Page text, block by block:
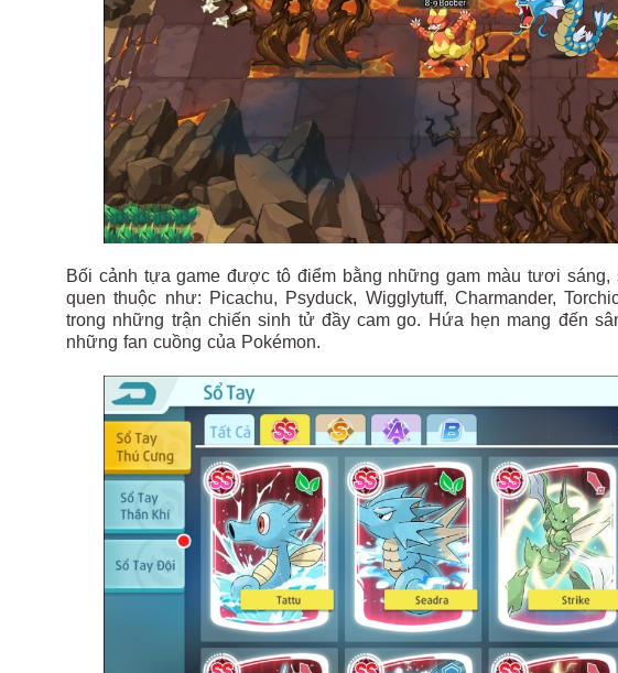
Bối cảnh tựa game được tô điểm bằng những gam màu tươi
quen thuộc như: Picachu, Psyduck, Wigglytuff, Charmander,
trong những trận chiến sinh tử đầy cam go. Hứa hẹn mang đến
những fan cuồng của Pokémon.